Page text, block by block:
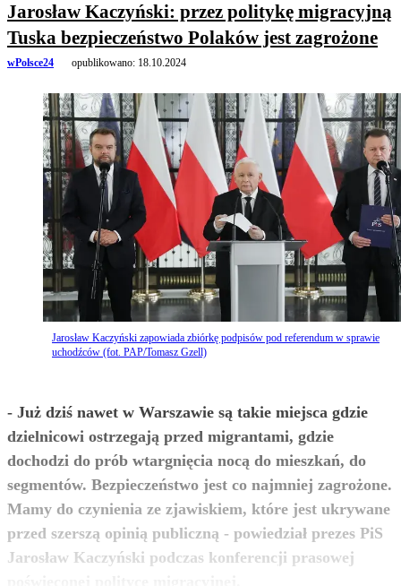
Jarosław Kaczyński: przez politykę migracyjną
Tuska bezpieczeństwo Polaków jest zagrożone
wPolsce24 opublikowano: 18.10.2024
Jarosław Kaczyński zapowiada zbiórkę podpisów pod referendum w sprawie
uchodźców (fot. PAP/Tomasz Gzell)
- Już dziś nawet w Warszawie są takie miejsca gdzie
dzielnicowi ostrzegają przed migrantami, gdzie
dochodzi do prób wtargnięcia nocą do mieszkań, do
segmentów. Bezpieczeństwo jest co najmniej zagrożone.
Mamy do czynienia ze zjawiskiem, które jest ukrywane
przed szerszą opinią publiczną - powiedział prezes PiS
Jarosław Kaczyński podczas konferencji prasowej
zobacz więcej